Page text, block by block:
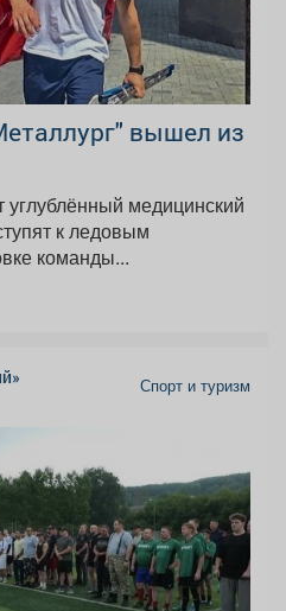
вышел из
углублённый медицинский
к ледовым
команды...
Спорт и туризм